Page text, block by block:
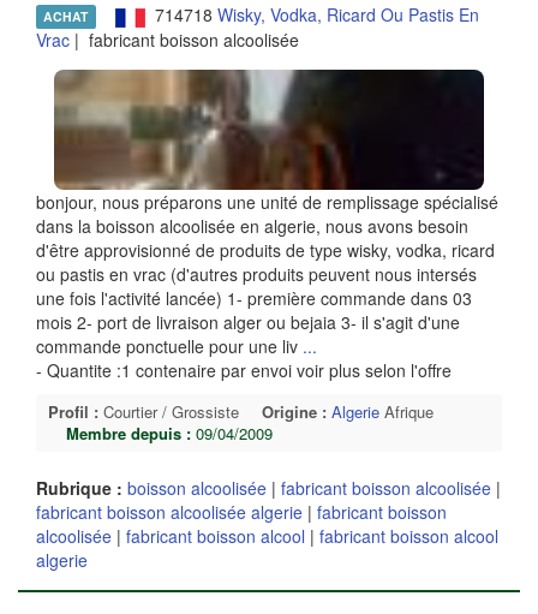
ACHAT 714718 Wisky, Vodka, Ricard Ou Pastis En
Vrac | fabricant boisson alcoolisée
bonjour, nous préparons une unité de remplissage spécialisé
dans la boisson alcoolisée en algerie, nous avons besoin
d'être approvisionné de produits de type wisky, vodka, ricard
ou pastis en vrac (d'autres produits peuvent nous intersés
une fois l'activité lancée) 1- première commande dans 03
mois 2- port de livraison alger ou bejaia 3- il s'agit d'une
commande ponctuelle pour une liv ...
- Quantite :1 contenaire par envoi voir plus selon l'offre
Profil : Courtier / Grossiste Origine : Algerie Afrique
Membre depuis : 09/04/2009
Rubrique : boisson alcoolisée | fabricant boisson alcoolisée |
fabricant boisson alcoolisée algerie | fabricant boisson
alcoolisée | fabricant boisson alcool | fabricant boisson alcool
algerie